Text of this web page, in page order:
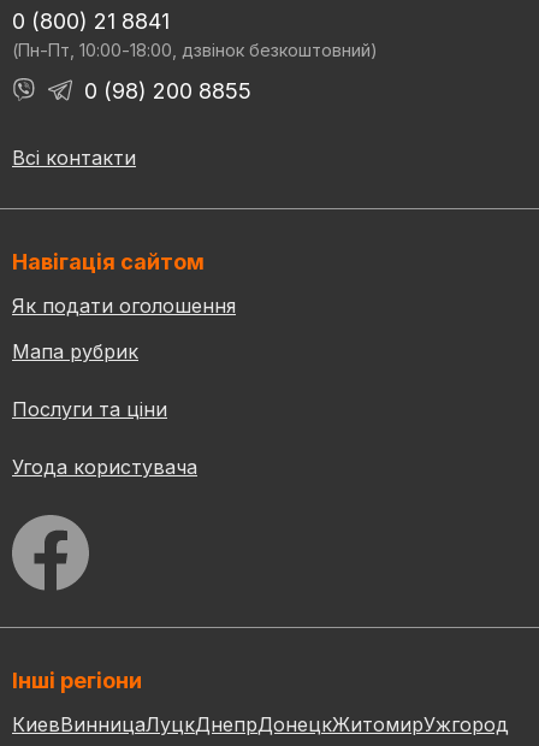
0 (800) 21 8841
(Пн-Пт, 10:00-18:00, дзвінок безкоштовний)
0 (98) 200 8855
Всі контакти
Навігація сайтом
Як подати оголошення
Мапа рубрик
Послуги та ціни
Угода користувача
Інші регіони
КиевВинницаЛуцкДнепрДонецкЖитомирУжгород